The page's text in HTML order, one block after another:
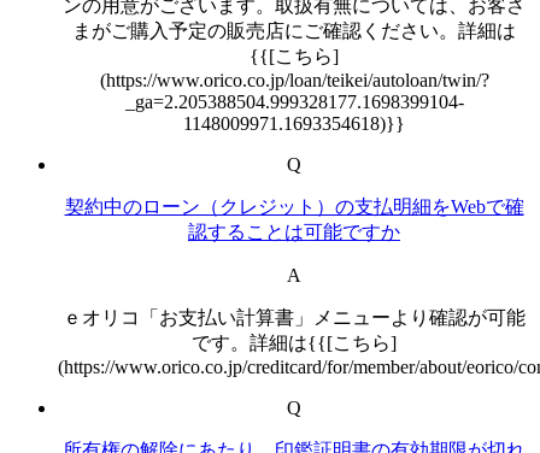
ンの用意がございます。取扱有無については、お客さ
まがご購入予定の販売店にご確認ください。詳細は
{{[こちら]
(https://www.orico.co.jp/loan/teikei/autoloan/twin/?
_ga=2.205388504.999328177.1698399104-
1148009971.1693354618)}}
Q
契約中のローン（クレジット）の支払明細をWebで確
認することは可能ですか
A
ｅオリコ「お支払い計算書」メニューより確認が可能
です。詳細は{{[こちら]
(https://www.orico.co.jp/creditcard/for/member/about/eorico/
Q